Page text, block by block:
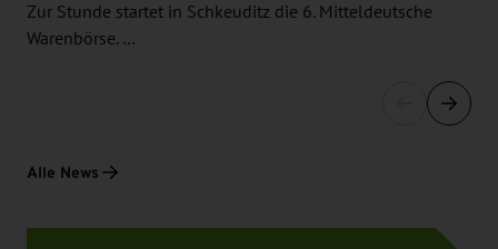
Zur Stunde startet in Schkeuditz die 6. Mitteldeutsche
Warenbörse. …
Alle News